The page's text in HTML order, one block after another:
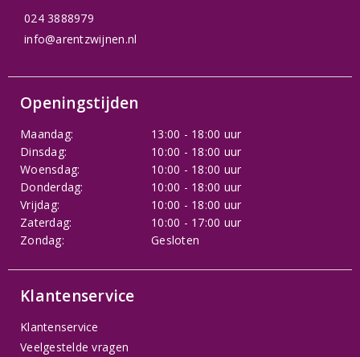
024 3888979
info@arentzwijnen.nl
Openingstijden
Maandag:
13:00 - 18:00 uur
Dinsdag:
10:00 - 18:00 uur
Woensdag:
10:00 - 18:00 uur
Donderdag:
10:00 - 18:00 uur
Vrijdag:
10:00 - 18:00 uur
Zaterdag:
10:00 - 17:00 uur
Zondag:
Gesloten
Klantenservice
Klantenservice
Veelgestelde vragen